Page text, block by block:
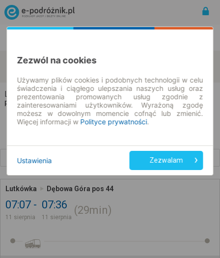
Lutkówka
Dębowa Góra
Lutkówka → Dębowa Góra
Rozkład jazdy i bilety
Lutkówka Dębowa Góra pos 44
07:07
11 sierpnia
07:36
11 sierpnia
29min
Zezwól na cookies
Używamy plików cookies i podobnych technologii w celu
świadczenia i ciągłego ulepszania naszych usług oraz
prezentowania promowanych usług zgodnie z
zainteresowaniami użytkowników. Wyrażoną zgodę
możesz w dowolnym momencie cofnąć lub zmienić.
Więcej informacji w Polityce prywatności.
Ustawienia Zezwalam